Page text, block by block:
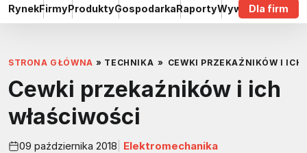
RynekFirmyProduktyGospodarkaRaportyWywiadyDla firm
STRONA GŁÓWNA » TECHNIKA » CEWKI PRZEKAŹNIKÓW I ICH
Cewki przekaźników i ich
właściwości
09 października 2018 Elektromechanika